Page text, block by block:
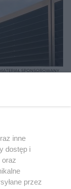
i
MATERIAŁ SPONSOROWANY
inne
dostęp i
oraz
przez